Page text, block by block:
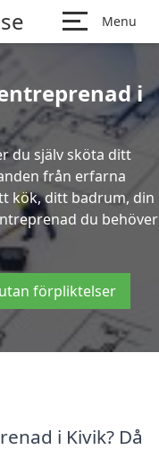
Menu
i
du själv sköta ditt
från erfarna
kök, ditt badrum, din
du behöver
förpliktelser
i Kivik? Då